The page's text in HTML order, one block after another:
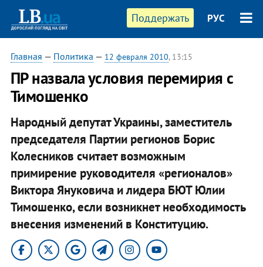
Поддержать РУС
Главная — Политика — 12 февраля 2010, 13:15
ПР назвала условия перемирия с
Тимошенко
Народный депутат Украины, заместитель
председателя Партии регионов Борис
Колесников считает возможным
примирение руководителя «регионалов»
Виктора Януковича и лидера БЮТ Юлии
Тимошенко, если возникнет необходимость
внесения изменений в Конституцию.